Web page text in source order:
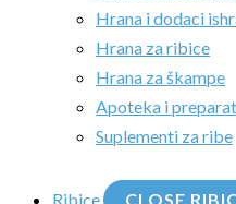
Hrana i dodaci
Hrana za ribice
Hrana za škampe
Apoteka i
Suplementi za ribe
Ribice CLOSE